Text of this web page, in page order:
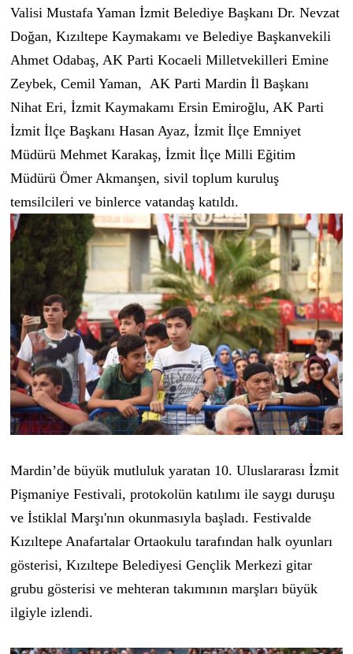
Valisi Mustafa Yaman İzmit Belediye Başkanı Dr. Nevzat
Doğan, Kızıltepe Kaymakamı ve Belediye Başkanvekili
Ahmet Odabaş, AK Parti Kocaeli Milletvekilleri Emine
Zeybek, Cemil Yaman, AK Parti Mardin İl Başkanı
Nihat Eri, İzmit Kaymakamı Ersin Emiroğlu, AK Parti
İzmit İlçe Başkanı Hasan Ayaz, İzmit İlçe Emniyet
Müdürü Mehmet Karakaş, İzmit İlçe Milli Eğitim
Müdürü Ömer Akmanşen, sivil toplum kuruluş
temsilcileri ve binlerce vatandaş katıldı.
Mardin’de büyük mutluluk yaratan 10. Uluslararası İzmit
Pişmaniye Festivali, protokolün katılımı ile saygı duruşu
ve İstiklal Marşı'nın okunmasıyla başladı. Festivalde
Kızıltepe Anafartalar Ortaokulu tarafından halk oyunları
gösterisi, Kızıltepe Belediyesi Gençlik Merkezi gitar
grubu gösterisi ve mehteran takımının marşları büyük
ilgiyle izlendi.